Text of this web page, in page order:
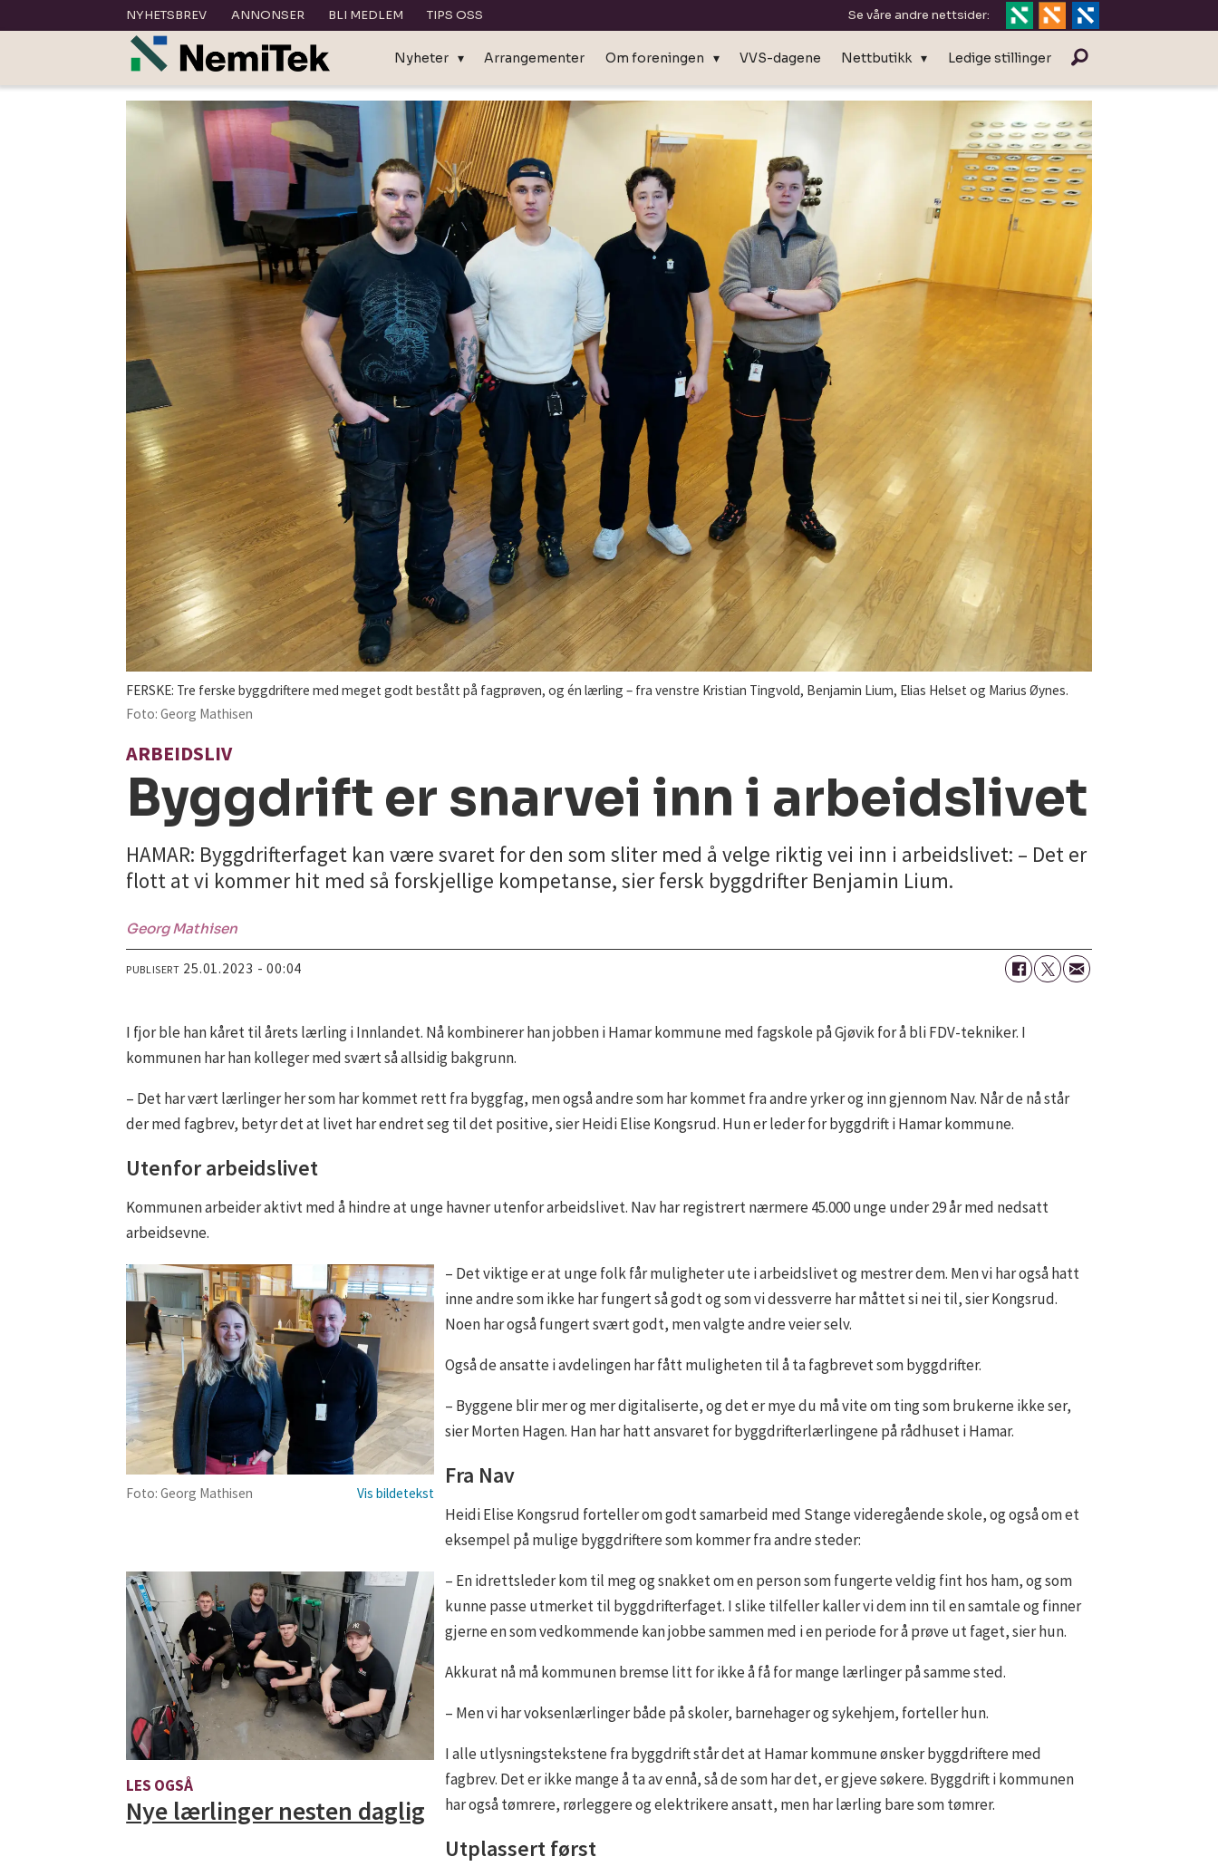
NYHETSBREV ANNONSER BLI MEDLEM TIPS OSS Se våre andre nettsider:
Nyheter Arrangementer Om foreningen VVS-dagene Nettbutikk Ledige stillinger
FERSKE: Tre ferske byggdriftere med meget godt bestått på fagprøven, og én lærling – fra venstre Kristian Tingvold, Benjamin Lium, Elias Helset og Marius Øynes.
Foto: Georg Mathisen
ARBEIDSLIV
Byggdrift er snarvei inn i arbeidslivet
HAMAR: Byggdrifterfaget kan være svaret for den som sliter med å velge riktig vei inn i arbeidslivet: – Det er
flott at vi kommer hit med så forskjellige kompetanse, sier fersk byggdrifter Benjamin Lium.
Georg Mathisen
PUBLISERT 25.01.2023 - 00:04
I fjor ble han kåret til årets lærling i Innlandet. Nå kombinerer han jobben i Hamar kommune med fagskole på Gjøvik for å bli FDV-tekniker. I
kommunen har han kolleger med svært så allsidig bakgrunn.
– Det har vært lærlinger her som har kommet rett fra byggfag, men også andre som har kommet fra andre yrker og inn gjennom Nav. Når de nå står
der med fagbrev, betyr det at livet har endret seg til det positive, sier Heidi Elise Kongsrud. Hun er leder for byggdrift i Hamar kommune.
Utenfor arbeidslivet
Kommunen arbeider aktivt med å hindre at unge havner utenfor arbeidslivet. Nav har registrert nærmere 45.000 unge under 29 år med nedsatt
arbeidsevne.
Foto: Georg Mathisen
– Det viktige er at unge folk får muligheter ute i arbeidslivet og mestrer dem. Men vi har også hatt
inne andre som ikke har fungert så godt og som vi dessverre har måttet si nei til, sier Kongsrud.
Noen har også fungert svært godt, men valgte andre veier selv.
Også de ansatte i avdelingen har fått muligheten til å ta fagbrevet som byggdrifter.
– Byggene blir mer og mer digitaliserte, og det er mye du må vite om ting som brukerne ikke ser,
sier Morten Hagen. Han har hatt ansvaret for byggdrifterlærlingene på rådhuset i Hamar.
Fra Nav
Heidi Elise Kongsrud forteller om godt samarbeid med Stange videregående skole, og også om et
eksempel på mulige byggdriftere som kommer fra andre steder:
LES OGSÅ
Nye lærlinger nesten daglig
– En idrettsleder kom til meg og snakket om en person som fungerte veldig fint hos ham, og som
kunne passe utmerket til byggdrifterfaget. I slike tilfeller kaller vi dem inn til en samtale og finner
gjerne en som vedkommende kan jobbe sammen med i en periode for å prøve ut faget, sier hun.
Akkurat nå må kommunen bremse litt for ikke å få for mange lærlinger på samme sted.
– Men vi har voksenlærlinger både på skoler, barnehager og sykehjem, forteller hun.
I alle utlysningstekstene fra byggdrift står det at Hamar kommune ønsker byggdriftere med
fagbrev. Det er ikke mange å ta av ennå, så de som har det, er gjeve søkere. Byggdrift i kommunen
har også tømrere, rørleggere og elektrikere ansatt, men har lærling bare som tømrer.
Utplassert først